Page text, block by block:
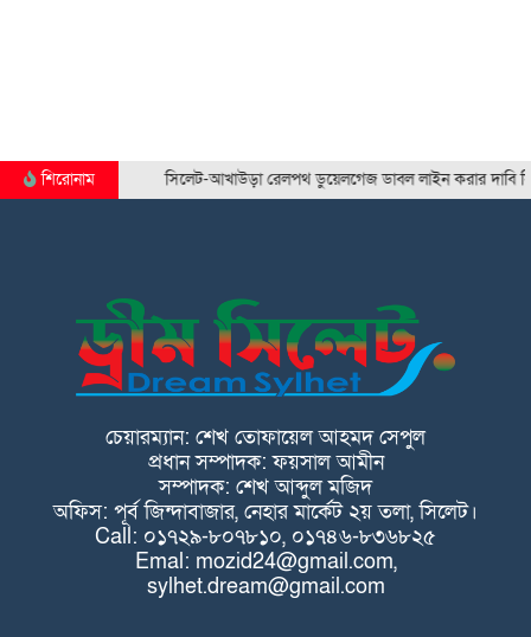
শিরোনাম সিলেট-আখাউড়া রেলপথ ডুয়েলগেজ ডাবল লাইন করার দাবি সিলেট…
চেয়ারম্যান: শেখ তোফায়েল আহমদ সেপুল
প্রধান সম্পাদক: ফয়সাল আমীন
সম্পাদক: শেখ আব্দুল মজিদ
অফিস: পূর্ব জিন্দাবাজার, নেহার মার্কেট ২য় তলা, সিলেট।
Call: ০১৭২৯-৮০৭৮১০, ০১৭৪৬-৮৩৬৮২৫
Emal: mozid24@gmail.com,
sylhet.dream@gmail.com